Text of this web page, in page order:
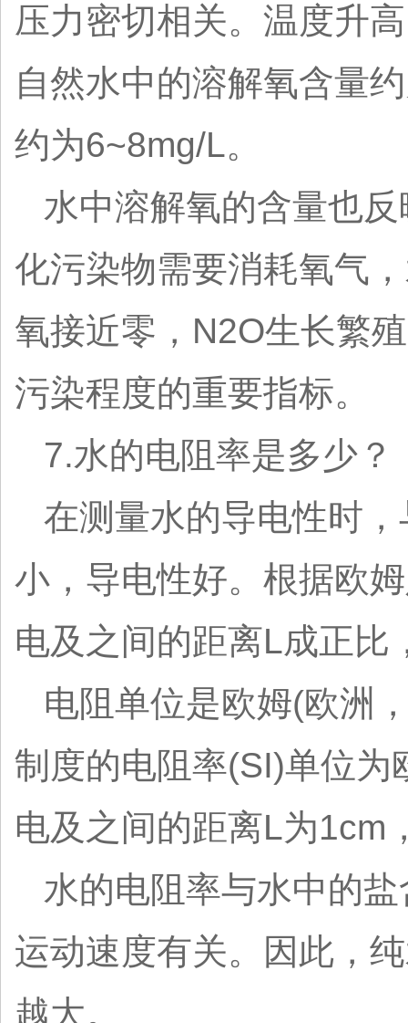
压力密切相关。温度升
自然水中的溶解氧含量
约为6~8mg/L。
水中溶解氧的含量也
化污染物需要消耗氧气
氧接近零，N2O生长繁
污染程度的重要指标。
7.水的电阻率是多少？
在测量水的导电性时
小，导电性好。根据欧
电及之间的距离L成正比
电阻单位是欧姆(欧洲
制度的电阻率(SI)单位
电及之间的距离L为1cm
水的电阻率与水中的
运动速度有关。因此，
越大。